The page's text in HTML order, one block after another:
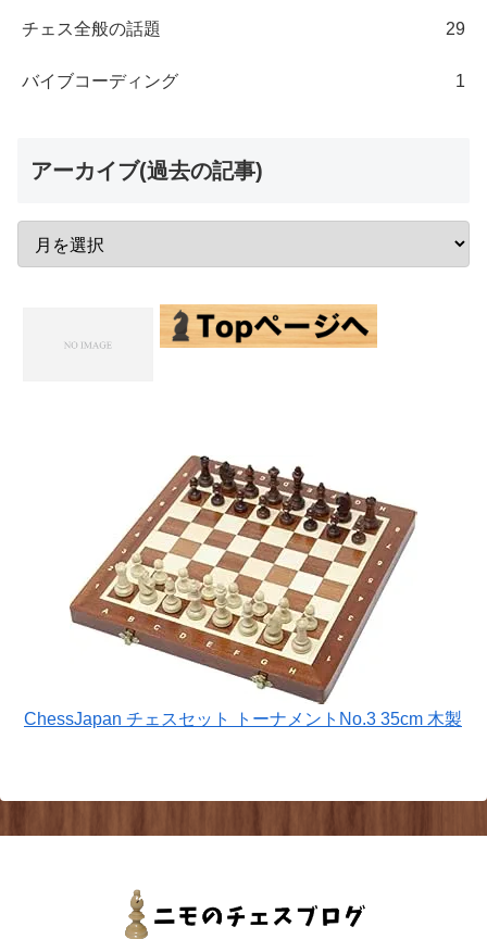
チェス全般の話題 29
バイブコーディング 1
アーカイブ(過去の記事)
ChessJapan チェスセット トーナメントNo.3 35cm 木製